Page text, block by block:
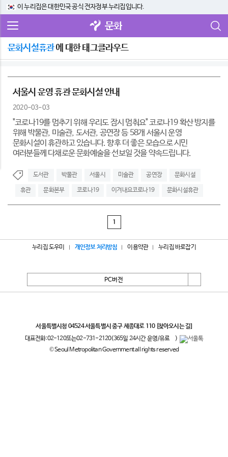
이 누리집은 대한민국 공식 전자정부 누리집입니다.
문화
문화시설휴관에 대한 태그클라우드
서울시 운영 휴관 문화시설 안내
2020-03-03
"코로나19를 멈추기 위해 우리도 잠시 멈춰요" 코로나19 확산 방지를
위해 박물관, 미술관, 도서관, 공연장 등 58개 서울시 운영
문화시설이 휴관하고 있습니다. 향후 더 좋은 모습으로 시민
여러분들께 다채로운 문화예술을 선보일 것을 약속드립니다.
도서관 박물관 서울시 미술관 공연장 문화시설
휴관 문화본부 코로나19 이겨내요코로나19 문화시설휴관
1
누리집 도우미 개인정보 처리방침 이용약관 누리집 바로잡기
PC버전
서울특별시청 04524 서울특별시 중구 세종대로 110 [찾아오시는 길]
대표전화:02-120또는02-731-2120(365일 24시간 운영/유료
)
© Seoul Metropolitan Government all rights reserved